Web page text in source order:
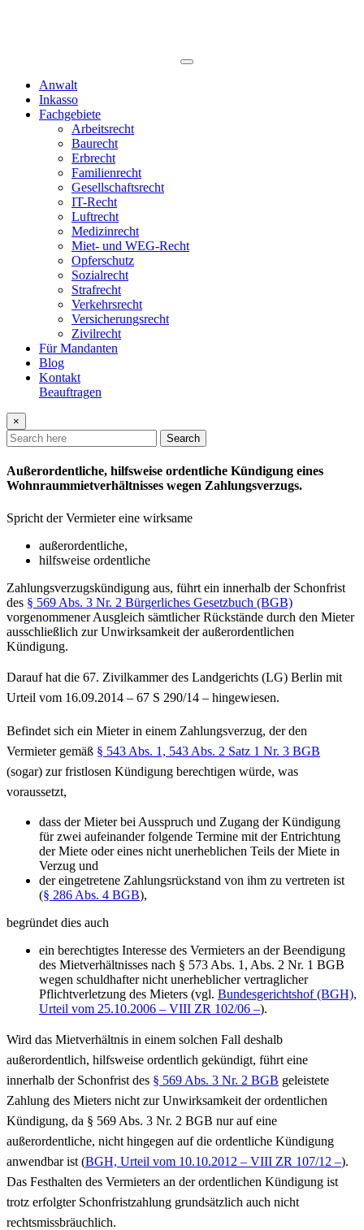
Anwalt
Inkasso
Fachgebiete
Arbeitsrecht
Baurecht
Erbrecht
Familienrecht
Gesellschaftsrecht
IT-Recht
Luftrecht
Medizinrecht
Miet- und WEG-Recht
Opferschutz
Sozialrecht
Strafrecht
Verkehrsrecht
Versicherungsrecht
Zivilrecht
Für Mandanten
Blog
Kontakt
Beauftragen
×
Search
Außerordentliche, hilfsweise ordentliche Kündigung eines
Wohnraummietverhältnisses wegen Zahlungsverzugs.
Spricht der Vermieter eine wirksame
außerordentliche,
hilfsweise ordentliche
Zahlungsverzugskündigung aus, führt ein innerhalb der Schonfrist
des § 569 Abs. 3 Nr. 2 Bürgerliches Gesetzbuch (BGB)
vorgenommener Ausgleich sämtlicher Rückstände durch den Mieter
ausschließlich zur Unwirksamkeit der außerordentlichen
Kündigung.
Darauf hat die 67. Zivilkammer des Landgerichts (LG) Berlin mit
Urteil vom 16.09.2014 – 67 S 290/14 – hingewiesen.
Befindet sich ein Mieter in einem Zahlungsverzug, der den
Vermieter gemäß § 543 Abs. 1, 543 Abs. 2 Satz 1 Nr. 3 BGB
(sogar) zur fristlosen Kündigung berechtigen würde, was
voraussetzt,
dass der Mieter bei Ausspruch und Zugang der Kündigung
für zwei aufeinander folgende Termine mit der Entrichtung
der Miete oder eines nicht unerheblichen Teils der Miete in
Verzug und
der eingetretene Zahlungsrückstand von ihm zu vertreten ist
(§ 286 Abs. 4 BGB),
begründet dies auch
ein berechtigtes Interesse des Vermieters an der Beendigung
des Mietverhältnisses nach § 573 Abs. 1, Abs. 2 Nr. 1 BGB
wegen schuldhafter nicht unerheblicher vertraglicher
Pflichtverletzung des Mieters (vgl. Bundesgerichtshof (BGH),
Urteil vom 25.10.2006 – VIII ZR 102/06 –).
Wird das Mietverhältnis in einem solchen Fall deshalb
außerordentlich, hilfsweise ordentlich gekündigt, führt eine
innerhalb der Schonfrist des § 569 Abs. 3 Nr. 2 BGB geleistete
Zahlung des Mieters nicht zur Unwirksamkeit der ordentlichen
Kündigung, da § 569 Abs. 3 Nr. 2 BGB nur auf eine
außerordentliche, nicht hingegen auf die ordentliche Kündigung
anwendbar ist (BGH, Urteil vom 10.10.2012 – VIII ZR 107/12 –).
Das Festhalten des Vermieters an der ordentlichen Kündigung ist
trotz erfolgter Schonfristzahlung grundsätzlich auch nicht
rechtsmissbräuchlich.